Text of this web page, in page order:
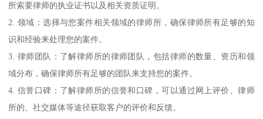
所索要律师的执业证书以及相关资质证明。
2. 领域：选择与您案件相关领域的律师所，确保律师所有足够的知
识和经验来处理您的案件。
3. 律师团队：了解律师所的律师团队，包括律师的数量、资历和领
域分布，确保律师所有足够的团队来支持您的案件。
4. 信誉口碑：了解律师所的信誉和口碑，可以通过网上评价、律师
所的、社交媒体等途径获取客户的评价和反馈。